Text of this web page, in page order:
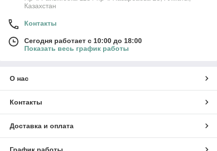
Казахстан
Контакты
Сегодня работает с 10:00 до 18:00
Показать весь график работы
О нас
Контакты
Доставка и оплата